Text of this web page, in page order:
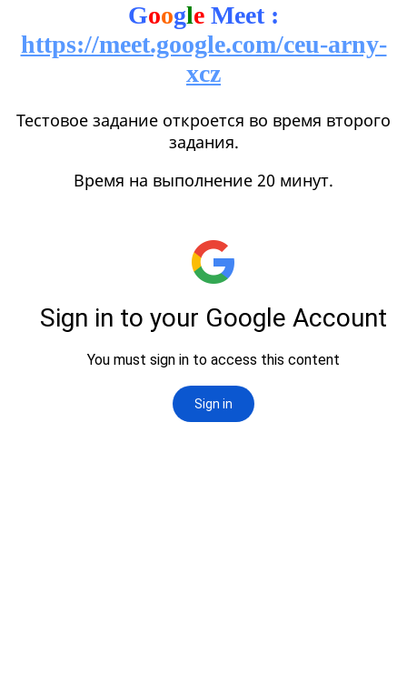
Google Meet :
https://meet.google.com/ceu-arny-
xcz
Тестовое задание откроется во время второго
задания.
Время на выполнение 20 минут.